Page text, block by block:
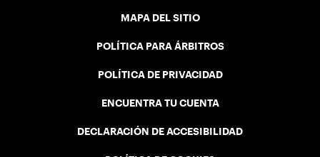
MAPA DEL SITIO
POLÍTICA PARA ÁRBITROS
POLÍTICA DE PRIVACIDAD
ENCUENTRA TU CUENTA
DECLARACIÓN DE ACCESIBILIDAD